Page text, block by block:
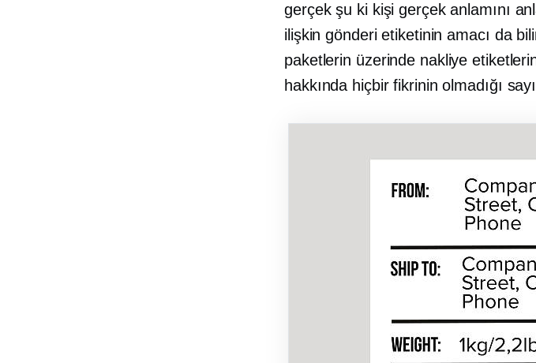
gerçek şu ki kişi gerçek anlamını
ilişkin gönderi etiketinin amacı da
paketlerin üzerinde nakliye
hakkında hiçbir fikrinin olmadığı